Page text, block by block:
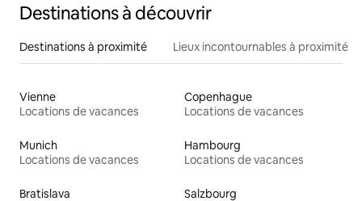
Destinations à découvrir
Destinations à proximité Lieux incontournables à proximité
Vienne
Locations de vacances
Copenhague
Locations de vacances
Munich
Locations de vacances
Hambourg
Locations de vacances
Bratislava
Salzbourg